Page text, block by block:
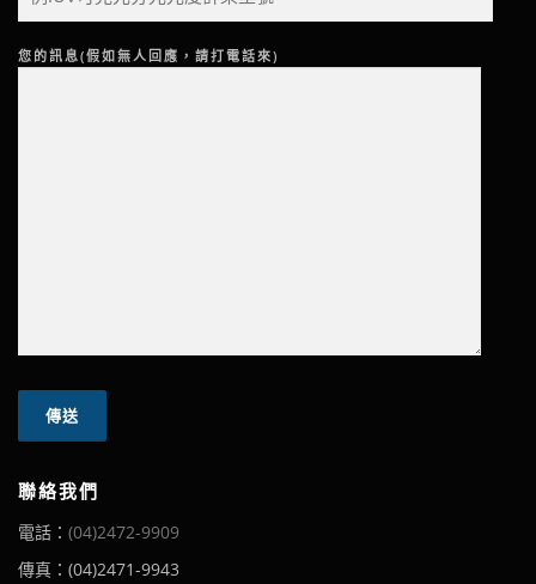
您的訊息(假如無人回應，請打電話來)
聯絡我們
電話： (04)2472-9909
傳真：(04)2471-9943